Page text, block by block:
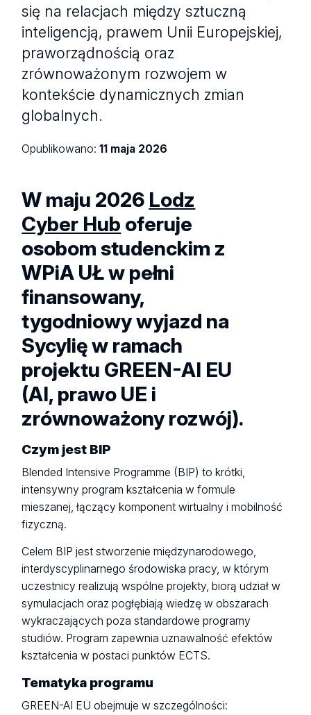
się na relacjach między sztuczną
inteligencją, prawem Unii Europejskiej,
praworządnością oraz
zrównoważonym rozwojem w
kontekście dynamicznych zmian
globalnych.
Opublikowano:11 maja 2026
W maju 2026 Lodz
Cyber Hub oferuje
osobom studenckim z
WPiA UŁ w pełni
finansowany,
tygodniowy wyjazd na
Sycylię w ramach
projektu GREEN-AI EU
(AI, prawo UE i
zrównoważony rozwój).
Czym jest BIP
Blended Intensive Programme (BIP) to krótki,
intensywny program kształcenia w formule
mieszanej, łączący komponent wirtualny i mobilność
fizyczną.
Celem BIP jest stworzenie międzynarodowego,
interdyscyplinarnego środowiska pracy, w którym
uczestnicy realizują wspólne projekty, biorą udział w
symulacjach oraz pogłębiają wiedzę w obszarach
wykraczających poza standardowe programy
studiów. Program zapewnia uznawalność efektów
kształcenia w postaci punktów ECTS.
Tematyka programu
GREEN-AI EU obejmuje w szczególności: